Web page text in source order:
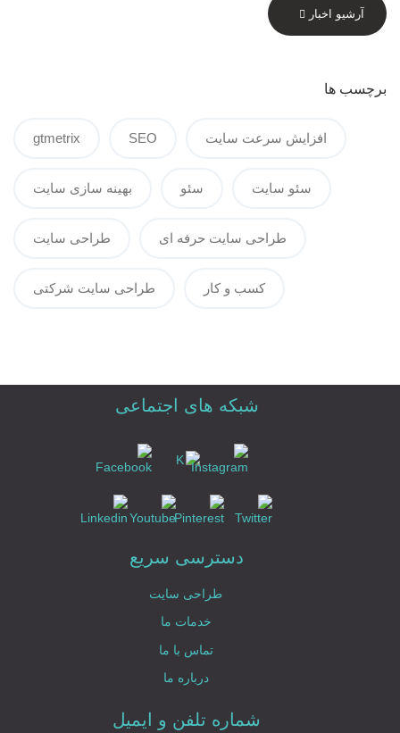
آرشیو اخبار
برچسب ها
gtmetrix SEO افزایش سرعت سایت
بهینه سازی سایت سئو سئو سایت
طراحی سایت طراحی سایت حرفه ای
طراحی سایت شرکتی کسب و کار
شبکه های اجتماعی
دسترسی سریع
طراحی سایت
خدمات ما
تماس با ما
درباره ما
شماره تلفن و ایمیل